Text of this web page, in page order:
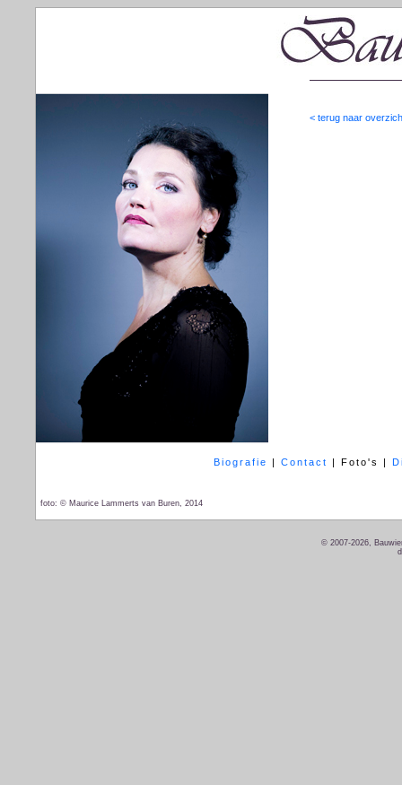
< terug naar
Biografie | Contact | Foto's |
foto: © Maurice Lammerts van Buren, 2014
© 2007-2026,